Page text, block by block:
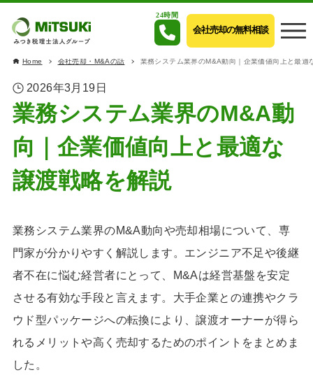
24時間
会社売却の無料相談
Home 会社売却・M&Aの話 業務システム業界のM&A動向｜企業価値向上と最適
2026年3月19日
業務システム業界のM&A動
向｜企業価値向上と最適な
譲渡戦略を解説
業務システム業界のM&A動向や売却相場について、専
門家が分かりやすく解説します。エンジニア不足や後継
者不在に悩む経営者にとって、M&Aは経営基盤を安定
させる有効な手段と言えます。大手企業との連携やクラ
ウド型パッケージへの転換により、譲渡オーナーが得ら
れるメリットや高く売却するためのポイントをまとめま
した。